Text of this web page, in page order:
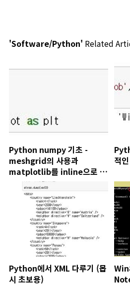
'Software/Python' Related
Python numpy 기초 -
meshgrid의 사용과
matplotlib를 inline으로 선
언해서 사용하기
적
Python에서 XML 다루기 (몹
시 초보용)